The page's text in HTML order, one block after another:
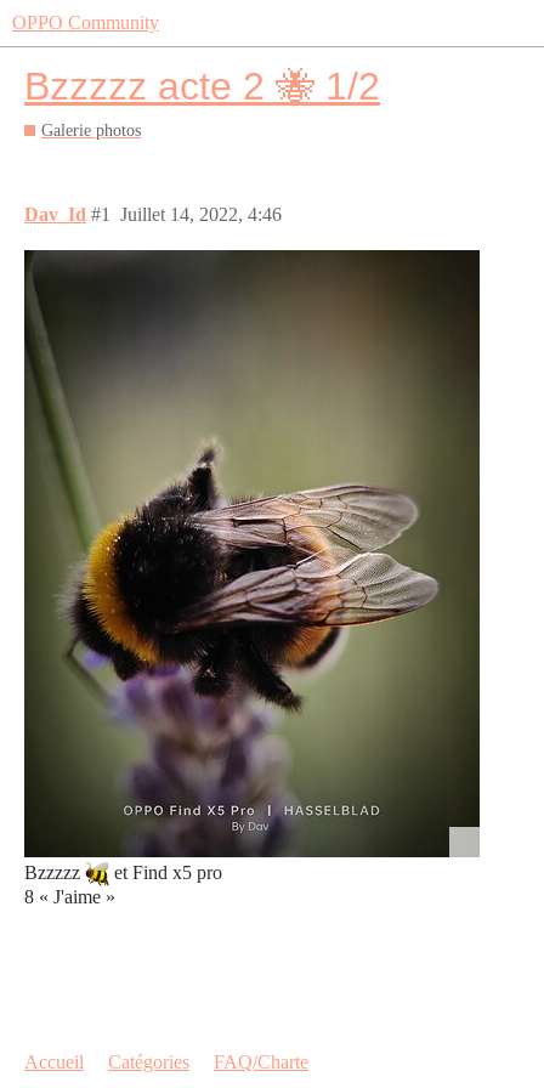
OPPO Community
Bzzzzz acte 2 🐝 1/2
Galerie photos
Dav_Id Juillet 14, 2022, 4:46
#1
Bzzzzz
et Find x5 pro
8 « J'aime »
Accueil Catégories FAQ/Charte